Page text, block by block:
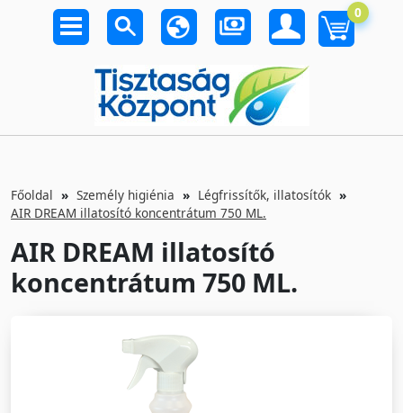
0
Főoldal Személy higiénia
Légfrissítők, illatosítók
AIR DREAM illatosító koncentrátum 750 ML.
AIR DREAM illatosító
koncentrátum 750 ML.